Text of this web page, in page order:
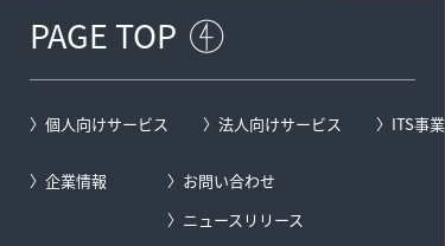
PAGE TOP
個人向けサービス 法人向けサービス ITS事業
企業情報
お問い合わせ
ニュースリリース